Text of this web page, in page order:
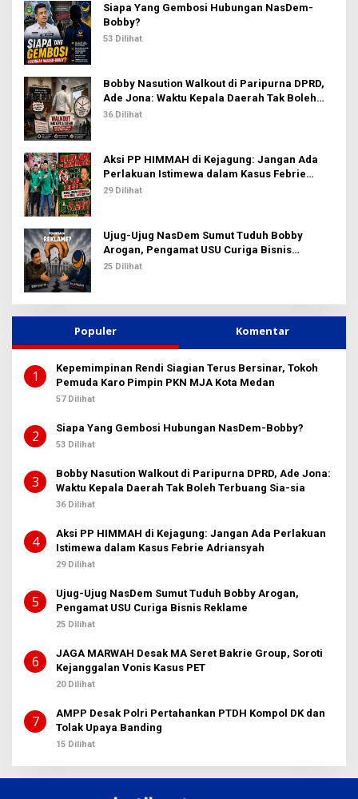
Siapa Yang Gembosi Hubungan NasDem-
Bobby?
53 Dilihat
Bobby Nasution Walkout di Paripurna DPRD,
Ade Jona: Waktu Kepala Daerah Tak Boleh
Terbuang Sia-sia
36 Dilihat
Aksi PP HIMMAH di Kejagung: Jangan Ada
Perlakuan Istimewa dalam Kasus Febrie
Adriansyah
29 Dilihat
Ujug-Ujug NasDem Sumut Tuduh Bobby
Arogan, Pengamat USU Curiga Bisnis
Reklame
25 Dilihat
Populer Komentar
1
Kepemimpinan Rendi Siagian Terus Bersinar, Tokoh
Pemuda Karo Pimpin PKN MJA Kota Medan
57 Dilihat
2 Siapa Yang Gembosi Hubungan NasDem-Bobby?
53 Dilihat
3
Bobby Nasution Walkout di Paripurna DPRD, Ade Jona:
Waktu Kepala Daerah Tak Boleh Terbuang Sia-sia
36 Dilihat
4
Aksi PP HIMMAH di Kejagung: Jangan Ada Perlakuan
Istimewa dalam Kasus Febrie Adriansyah
29 Dilihat
5
Ujug-Ujug NasDem Sumut Tuduh Bobby Arogan,
Pengamat USU Curiga Bisnis Reklame
25 Dilihat
6
JAGA MARWAH Desak MA Seret Bakrie Group, Soroti
Kejanggalan Vonis Kasus PET
20 Dilihat
7
AMPP Desak Polri Pertahankan PTDH Kompol DK dan
Tolak Upaya Banding
15 Dilihat